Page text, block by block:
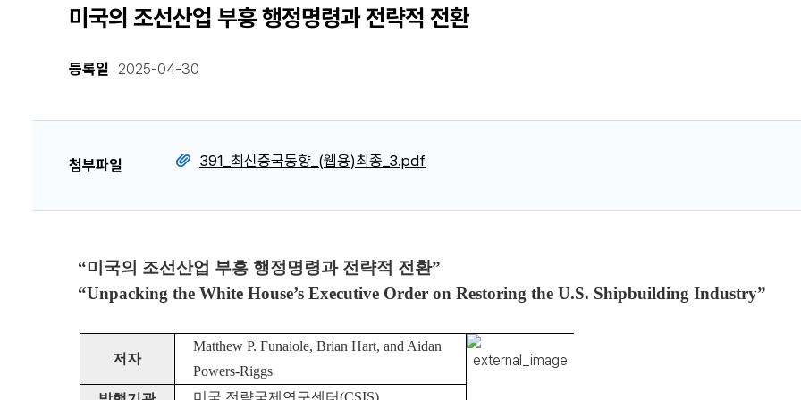
미국의 조선산업 부흥 행정명령과 전략적 전환
등록일 2025-04-30
첨부파일 391_최신중국동향_(웹용)최종_3.pdf
“미국의 조선산업 부흥 행정명령과 전략적 전환”
“Unpacking the White House’s Executive Order on Restoring the U.S. Shipbuilding Industry”
저자
Matthew P. Funaiole, Brian Hart, and Aidan
Powers-Riggs